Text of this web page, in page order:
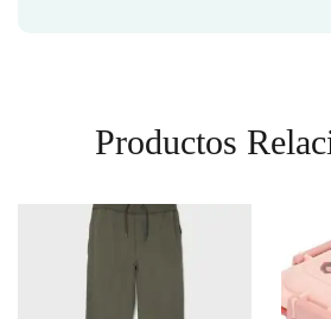
Productos